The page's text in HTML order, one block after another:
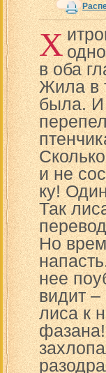
Х
в оба
Жила в
была. И
и не
ку!
Так
Но
нее
видит
лиса к